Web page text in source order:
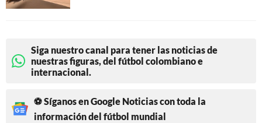
Siga nuestro canal para tener las noticias de
nuestras figuras, del fútbol colombiano e
internacional.
⚽ Síganos en Google Noticias con toda la
información del fútbol mundial